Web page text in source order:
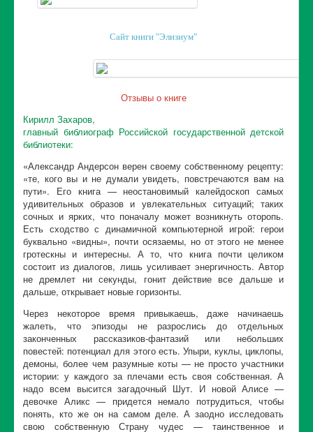
Сайт книги "Элизиум"
Отзывы о книге
Кирилл Захаров,
главный библиограф Российской государственной детской
библиотеки:
«Александр Андерсон верен своему собственному рецепту:
«те, кого вы и не думали увидеть, повстречаются вам на
пути». Его книга — неостановимый калейдоскоп самых
удивительных образов и увлекательных ситуаций; таких
сочных и ярких, что поначалу может возникнуть оторопь.
Есть сходство с динамичной компьютерной игрой: герои
буквально «видны», почти осязаемы, но от этого не менее
гротескны и интересны. А то, что книга почти целиком
состоит из диалогов, лишь усиливает энергичность. Автор
не дремлет ни секунды, гонит действие все дальше и
дальше, открывает новые горизонты.
Через некоторое время привыкаешь, даже начинаешь
жалеть, что эпизоды не разрослись до отдельных
законченных рассказиков-фантазий или небольших
повестей: потенциал для этого есть. Упыри, куклы, циклопы,
демоны, более чем разумные коты — не просто участники
истории: у каждого за плечами есть своя собственная. А
надо всем высится загадочный Шут. И новой Алисе —
девочке Аликс — придется немало потрудиться, чтобы
понять, кто же он на самом деле. А заодно исследовать
свою собственную Страну чудес — таинственное и